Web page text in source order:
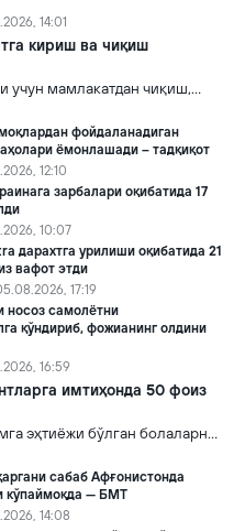
14:01
кириш ва чиқиш
учун мамлакатдан чиқиш,
тартиби бўйича янги
фойдаланадиган
ёмонлашади – тадқиқот
12:10
зарбалари оқибатида 17
10:07
дарахтга урилиши оқибатида 21
вафот этди
17:19
носоз самолётни
қўндириб, фожианинг олдини
16:59
имтиҳонда 50 фоиз
эҳтиёжи бўлган болаларни
қамраб олиш тизимини
чора-тадбирлар
таълим соҳасида қатор
сабаб Афғонистонда
кўпаймоқда — БМТ
14:08